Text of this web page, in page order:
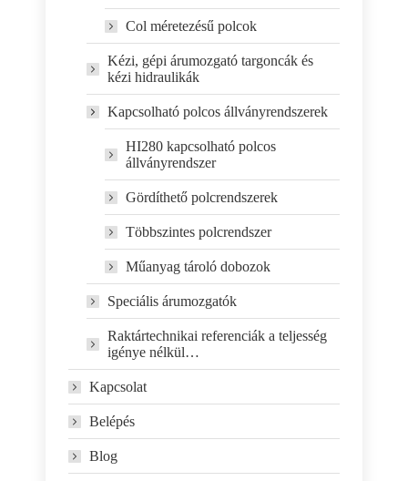
Col méretezésű polcok
Kézi, gépi árumozgató targoncák és
kézi hidraulikák
Kapcsolható polcos állványrendszerek
HI280 kapcsolható polcos
állványrendszer
Gördíthető polcrendszerek
Többszintes polcrendszer
Műanyag tároló dobozok
Speciális árumozgatók
Raktártechnikai referenciák a teljesség
igénye nélkül…
Kapcsolat
Belépés
Blog